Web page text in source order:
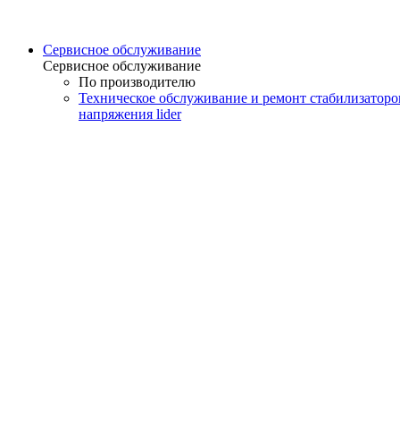
Сервисное обслуживание
Сервисное обслуживание
По производителю
Техническое обслуживание и ремонт
напряжения lider